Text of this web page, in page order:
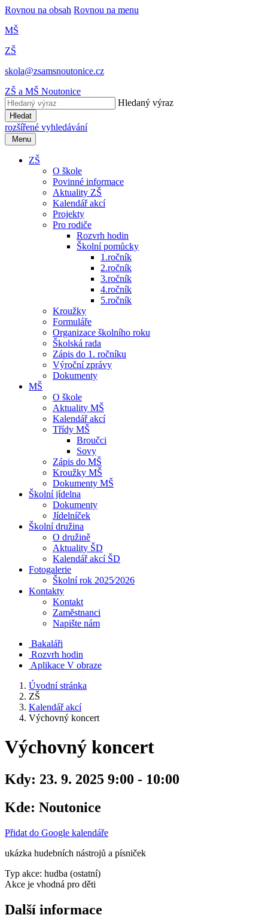
Rovnou na obsah Rovnou na menu
MŠ
ZŠ
skola@zsamsnoutonice.cz
ZŠ a MŠ Noutonice
Hledaný výraz
Hledat
rozšířené vyhledávání
Menu
ZŠ
O škole
Povinné informace
Aktuality ZŠ
Kalendář akcí
Projekty
Pro rodiče
Rozvrh hodin
Školní pomůcky
1.ročník
2.ročník
3.ročník
4.ročník
5.ročník
Kroužky
Formuláře
Organizace školního roku
Školská rada
Zápis do 1. ročníku
Výroční zprávy
Dokumenty
MŠ
O škole
Aktuality MŠ
Kalendář akcí
Třídy MŠ
Broučci
Sovy
Zápis do MŠ
Kroužky MŠ
Dokumenty MŠ
Školní jídelna
Dokumenty
Jídelníček
Školní družina
O družině
Aktuality ŠD
Kalendář akcí ŠD
Fotogalerie
Školní rok 2025⁄2026
Kontakty
Kontakt
Zaměstnanci
Napište nám
Bakaláři
Rozvrh hodin
Aplikace V obraze
Úvodní stránka
ZŠ
Kalendář akcí
Výchovný koncert
Výchovný koncert
Kdy: 23. 9. 2025 9:00 - 10:00
Kde: Noutonice
Přidat do Google kalendáře
ukázka hudebních nástrojů a písniček
Typ akce: hudba (ostatní)
Akce je vhodná pro děti
Další informace